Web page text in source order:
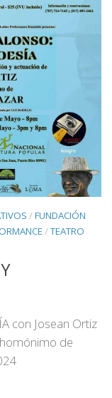
/FUNDACIÓN
/TEATRO
con Josean Ortiz
de